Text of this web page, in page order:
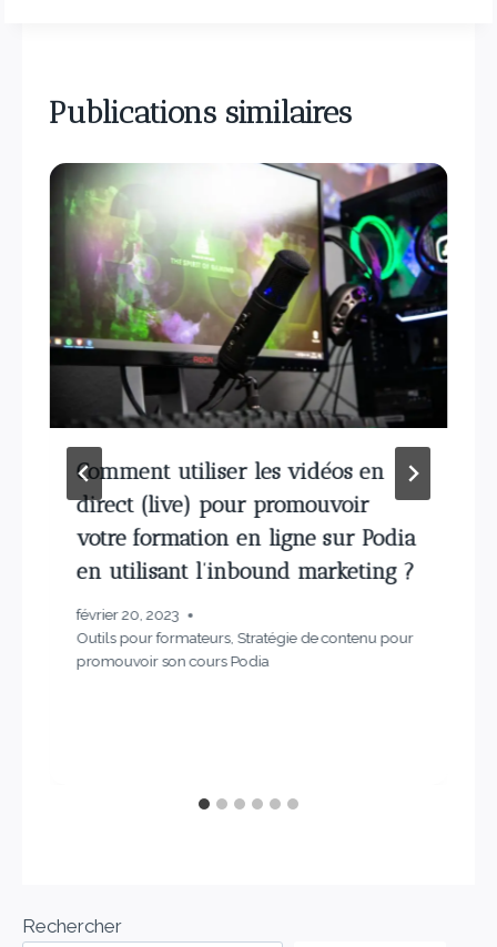
Publications similaires
Comment utiliser les vidéos en
direct (live) pour promouvoir
votre formation en ligne sur Podia
en utilisant l’inbound marketing ?
février 20, 2023
Outils pour formateurs, Stratégie de contenu pour
promouvoir son cours Podia
Rechercher